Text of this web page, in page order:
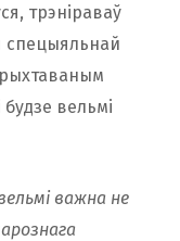
трэніраваў
спецыяльнай
вельмі
важна не